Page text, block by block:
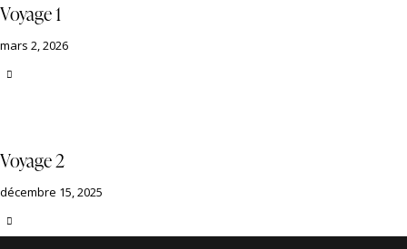
Voyage 1
mars 2, 2026
Voyage 2
décembre 15, 2025